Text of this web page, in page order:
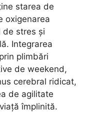
starea de
oxigenarea
de stres și
Integrarea
plimbări
de weekend,
cerebral ridicat,
de agilitate
împlinită.